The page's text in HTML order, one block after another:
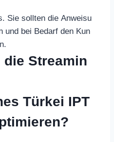
Sie sollten die Anweisu
und bei Bedarf den Kun
Streamin
Türkei IPT